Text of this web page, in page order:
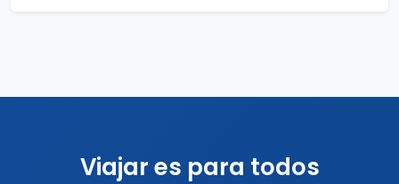
Viajar es para todos